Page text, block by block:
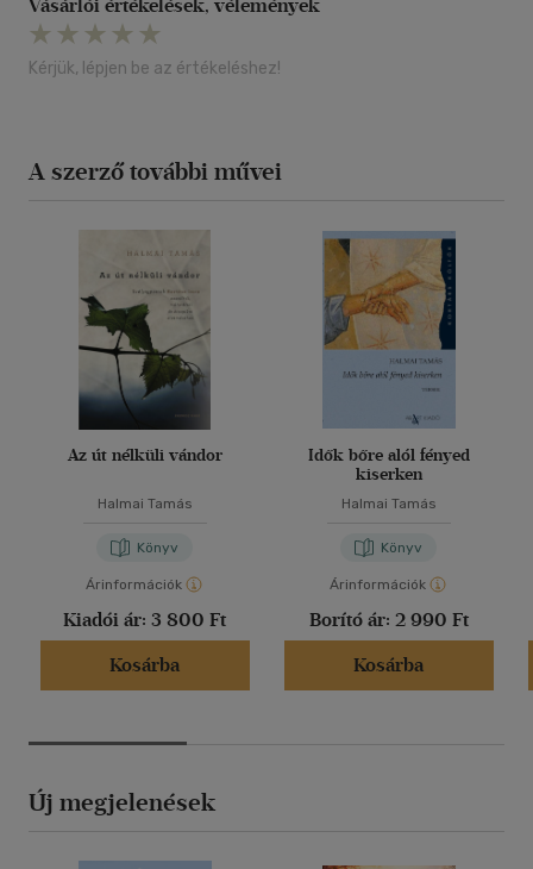
Vásárlói értékelések, vélemények
Kérjük, lépjen be az értékeléshez!
A szerző további művei
Az út nélküli vándor
Halmai Tamás
Könyv
Árinformációk
Kiadói ár: 3 800 Ft
Kosárba
Idők bőre alól fényed
kiserken
Halmai Tamás
Könyv
Árinformációk
Borító ár: 2 990 Ft
Kosárba
Új megjelenések